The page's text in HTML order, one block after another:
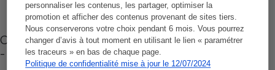
personnaliser les contenus, les partager, optimiser la
promotion et afficher des contenus provenant de sites tiers.
Nous conserverons votre choix pendant 6 mois. Vous pourrez
changer d’avis à tout moment en utilisant le lien « paramétrer
les traceurs » en bas de chaque page.
Politique de confidentialité mise à jour le 12/07/2024
Cafetière à capsules zéro déchet CoffeeB (vidéo)
- Premières impressions